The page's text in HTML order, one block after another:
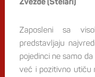
Zvezde (Stelari)
Zaposleni sa
predstavljaju
pojedinci ne samo
već i pozitivno utiču